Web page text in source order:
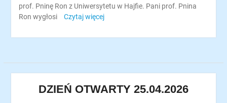
prof. Pninę Ron z Uniwersytetu w Hajfie. Pani prof. Pnina
Ron wygłosi
Czytaj więcej
DZIEŃ OTWARTY 25.04.2026